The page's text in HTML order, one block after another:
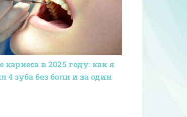
кариеса в 2025 году: как я
4 зуба без боли и за один